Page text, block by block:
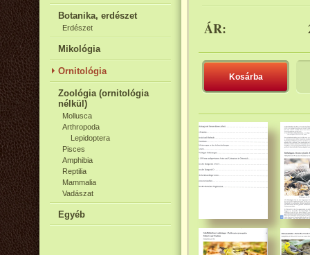
Botanika, erdészet
Erdészet
Mikológia
Ornitológia
Zoológia (ornitológia
nélkül)
Mollusca
Arthropoda
Lepidoptera
Pisces
Amphibia
Reptilia
Mammalia
Vadászat
Egyéb
ÁR:
Kosárba